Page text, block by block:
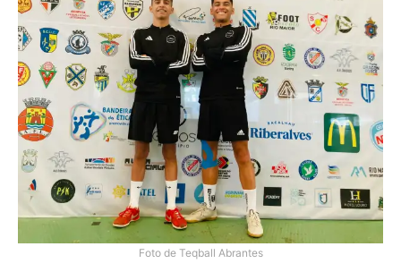
Foto de Teqball Abrantes